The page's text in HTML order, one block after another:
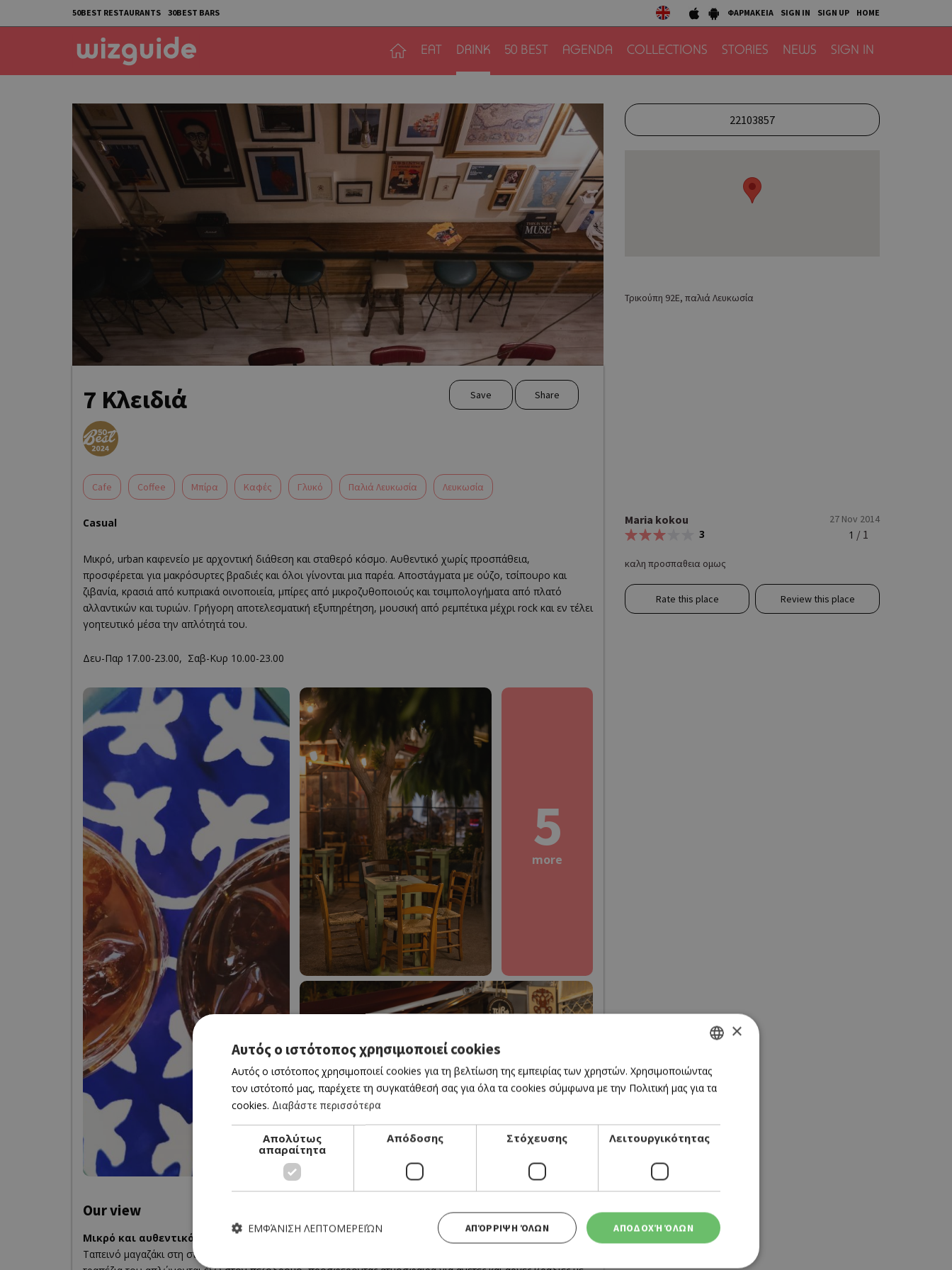
50BEST RESTAURANTS 30BEST BARS ΦΑΡΜΑΚΕΙΑ SIGN IN SIGN UP HOME
EAT DRINK 50 BEST AGENDA COLLECTIONS STORIES NEWS SIGN IN
7 Κλειδιά Save Share
Cafe Coffee Μπίρα Καφές Γλυκό Παλιά Λευκωσία Λευκωσία
Casual
Μικρό, urban καφενείο με αρχοντική διάθεση και σταθερό κόσμο. Αυθεντικό χωρίς προσπάθεια,
προσφέρεται για μακρόσυρτες βραδιές και όλοι γίνονται μια παρέα. Αποστάγματα με ούζο, τσίπουρο και
ζιβανία, κρασιά από κυπριακά οινοποιεία, μπίρες από μικροζυθοποιούς και τσιμπολογήματα από πλατό
αλλαντικών και τυριών. Γρήγορη αποτελεσματική εξυπηρέτηση, μουσική από ρεμπέτικα μέχρι rock και εν τέλει
γοητευτικό μέσα την απλότητά του.
Δευ-Παρ 17.00-23.00, Σαβ-Κυρ 10.00-23.00
5
more
Our view
Μικρό και αυθεντικό
Ταπεινό μαγαζάκι στη στενή πάροδο της Τρικούπη στην παλιά Λευκωσία, με αρχοντική διάθεση. Τα μικρά
22103857
Τρικούπη 92Ε, παλιά Λευκωσία
Maria kokou
3
27 Nov 2014
καλη προσπαθεια ομως
1 / 1
Rate this place Review this place
GREEK
ENGLISH
×
Αυτός ο ιστότοπος χρησιμοποιεί cookies
Αυτός ο ιστότοπος χρησιμοποιεί cookies για τη βελτίωση της εμπειρίας των χρηστών. Χρησιμοποιώντας
τον ιστότοπό μας, παρέχετε τη συγκατάθεσή σας για όλα τα cookies σύμφωνα με την Πολιτική μας για τα
cookies. Διαβάστε περισσότερα
Απολύτως
απαραίτητα
Απόδοσης Στόχευσης Λειτουργικότητας
ΑΠΟΔΟΧΉ ΌΛΩΝ
ΑΠΌΡΡΙΨΗ ΌΛΩΝ
ΕΜΦΆΝΙΣΗ ΛΕΠΤΟΜΕΡΕΙΏΝ